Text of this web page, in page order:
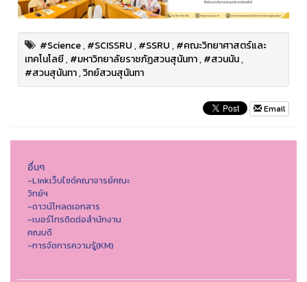
#Science,#SCISSRU,#SSRU,#คณะวิทยาศาสตร์และ
เทคโนโลยี,#มหาวิทยาลัยราชภัฏสวนสุนันทา,#สวนนัน,
#สวนสุนันทา,วิทย์สวนสุนันทา
Email
อื่นๆ
-Linkเว็บไซต์คณาจารย์คณะ
วิทย์ฯ
-ดาวน์โหลดเอกสาร
-เบอร์โทรติดต่อสำนักงาน
คณบดี
-การจัดการความรู้(KM)